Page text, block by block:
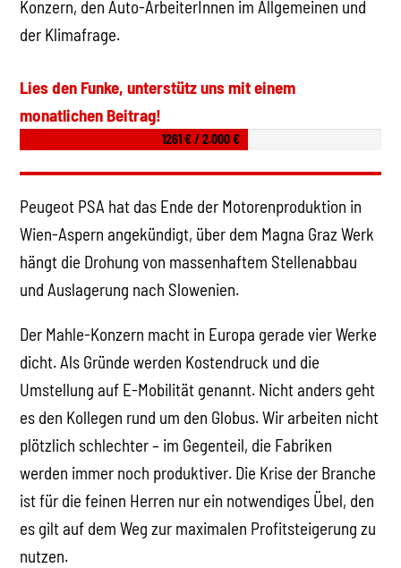
Konzern, den Auto-ArbeiterInnen im Allgemeinen und
der Klimafrage.
Lies den Funke, unterstütz uns mit einem
monatlichen Beitrag!
1261 € / 2.000 €
Peugeot PSA hat das Ende der Motorenproduktion in
Wien-Aspern angekündigt, über dem Magna Graz Werk
hängt die Drohung von massenhaftem Stellenabbau
und Auslagerung nach Slowenien.
Der Mahle-Konzern macht in Europa gerade vier Werke
dicht. Als Gründe werden Kostendruck und die
Umstellung auf E-Mobilität genannt. Nicht anders geht
es den Kollegen rund um den Globus. Wir arbeiten nicht
plötzlich schlechter – im Gegenteil, die Fabriken
werden immer noch produktiver. Die Krise der Branche
ist für die feinen Herren nur ein notwendiges Übel, den
es gilt auf dem Weg zur maximalen Profitsteigerung zu
nutzen.